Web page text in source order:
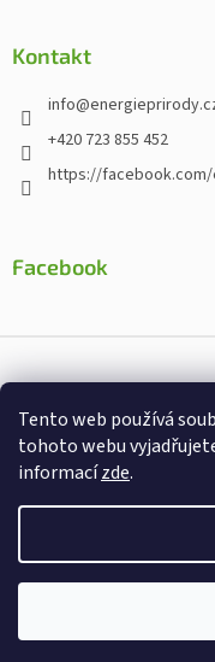
Tento web používá
tohoto webu
informacízde.
Kontakt
info@
+420 723 855 452
https://
Facebook
doplňky